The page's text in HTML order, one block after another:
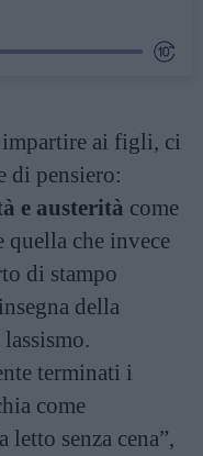
impartire ai figli, ci
di pensiero:
e austerità come
che invece
di stampo
della
terminati i
come
senza cena”,